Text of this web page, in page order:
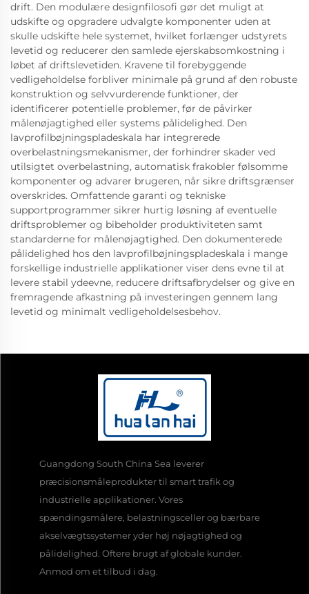
drift. Den modulære designfilosofi gør det muligt at
udskifte og opgradere udvalgte komponenter uden at
skulle udskifte hele systemet, hvilket forlænger udstyrets
levetid og reducerer den samlede ejerskabsomkostning i
løbet af driftslevetiden. Kravene til forebyggende
vedligeholdelse forbliver minimale på grund af den robuste
konstruktion og selvvurderende funktioner, der
identificerer potentielle problemer, før de påvirker
målenøjagtighed eller systems pålidelighed. Den
lavprofilbøjningspladeskala har integrerede
overbelastningsmekanismer, der forhindrer skader ved
utilsigtet overbelastning, automatisk frakobler følsomme
komponenter og advarer brugeren, når sikre driftsgrænser
overskrides. Omfattende garanti og tekniske
supportprogrammer sikrer hurtig løsning af eventuelle
driftsproblemer og bibeholder produktiviteten samt
standarderne for målenøjagtighed. Den dokumenterede
pålidelighed hos den lavprofilbøjningspladeskala i mange
forskellige industrielle applikationer viser dens evne til at
levere stabil ydeevne, reducere driftsafbrydelser og give en
fremragende afkastning på investeringen gennem lang
levetid og minimalt vedligeholdelsesbehov.
Guangdong South China Sea leverer
præcisionsmåleprodukter til smart trafik og
industrielle applikationer. Vores
spændingsmålere, belastningsceller og bærbare
akselvægtssystemer yder høj nøjagtighed og
pålidelighed. Oftere brugt af globale kunder.
Anmod om et tilbud i dag.